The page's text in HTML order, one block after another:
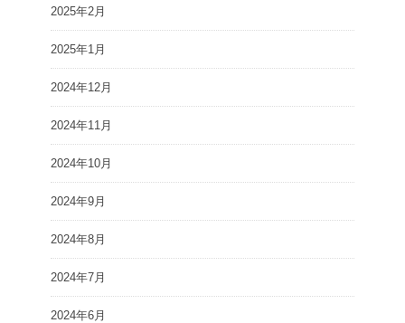
2025年2月
2025年1月
2024年12月
2024年11月
2024年10月
2024年9月
2024年8月
2024年7月
2024年6月